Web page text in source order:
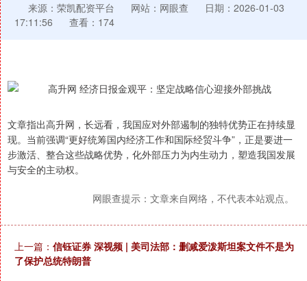
来源：荣凯配资平台 网站：网眼查
日期：2026-01-03
17:11:56
查看：174
文章指出高升网，长远看，我国应对外部遏制的独特优势正在持续显
现。当前强调“更好统筹国内经济工作和国际经贸斗争”，正是要进一
步激活、整合这些战略优势，化外部压力为内生动力，塑造我国发展
与安全的主动权。
网眼查提示：文章来自网络，不代表本站观点。
上一篇： 信钰证券 深视频 | 美司法部：删减爱泼斯坦案文件不是为
了保护总统特朗普